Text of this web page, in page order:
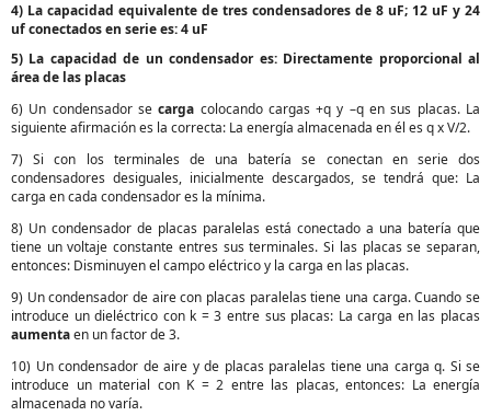
4) La capacidad equivalente de tres condensadores de 8 uF; 12 uF y 24
uf conectados en serie es: 4 uF
5) La capacidad de un condensador es: Directamente proporcional al
área de las placas
6) Un condensador secarga colocando cargas +q y –q en sus placas. La
siguiente afirmación es la correcta: La energía almacenada en él es q x V/2.
7) Si con los terminales de una batería se conectan en serie dos
condensadores desiguales, inicialmente descargados, se tendrá que: La
carga en cada condensador es la mínima.
8) Un condensador de placas paralelas está conectado a una batería que
tiene un voltaje constante entres sus terminales. Si las placas se separan,
entonces: Disminuyen el campo eléctrico y la carga en las placas.
9) Un condensador de aire con placas paralelas tiene una carga. Cuando se
introduce un dieléctrico con k = 3 entre sus placas: La carga en las placas
aumentaen un factor de 3.
10) Un condensador de aire y de placas paralelas tiene una carga q. Si se
introduce un material con K = 2 entre las placas, entonces: La energía
almacenada no varía.